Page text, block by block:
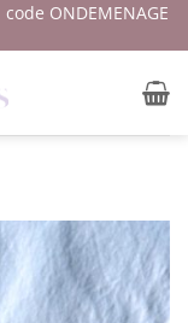
code ONDEMENAGE